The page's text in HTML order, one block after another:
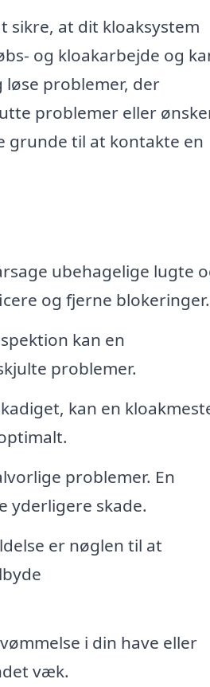
sikre, at dit kloaksystem
og kloakarbejde og
problemer, der
problemer eller
grunde til at kontakte en
ubehagelige lugte
og fjerne blokeringer.
kan en
problemer.
kan en
problemer. En
yderligere skade.
er nøglen til at
i din have eller
væk.